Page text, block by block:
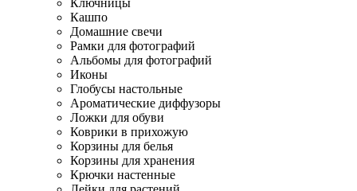
Ключницы
Кашпо
Домашние свечи
Рамки для фотографий
Альбомы для фотографий
Иконы
Глобусы настольные
Ароматические диффузоры
Ложки для обуви
Коврики в прихожую
Корзины для белья
Корзины для хранения
Крючки настенные